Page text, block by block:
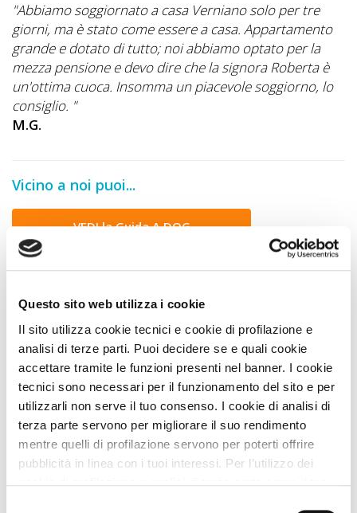
Questo sito web utilizza i cookie
Il sito utilizza cookie tecnici e cookie di profilazione e
analisi di terze parti. Puoi decidere se e quali cookie
accettare tramite le funzioni presenti nel banner. I cookie
tecnici sono necessari per il funzionamento del sito e per
utilizzarli non serve il tuo consenso. I cookie di analisi di
terza parte servono per migliorare il suo rendimento
mentre quelli di profilazione servono per poterti offrire
pubblicità in linea con i tuoi interessi. Per l’utilizzo dei
"Abbiamo soggiornato a casa Verniano solo per tre
giorni, ma è stato come essere a casa. Appartamento
grande e dotato di tutto; noi abbiamo optato per la
mezza pensione e devo dire che la signora Roberta è
un'ottima cuoca. Insomma un piacevole soggiorno, lo
consiglio. "
M.G.
Vicino a noi puoi...
VEDI la Guida A DOG
Servizi per Animali
Servizi Struttura
Trattamento Soggiorno